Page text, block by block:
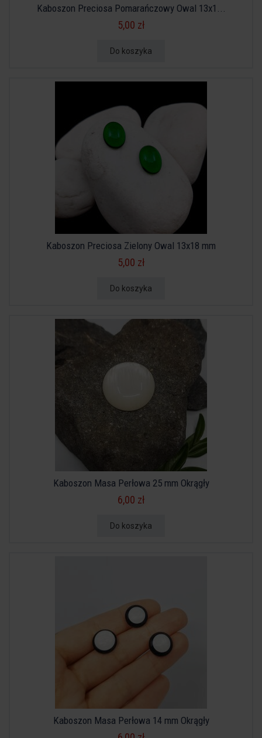
Kaboszon Preciosa Pomarańczowy Owal 13x1...
5,00 zł
Do koszyka
Kaboszon Preciosa Zielony Owal 13x18 mm
5,00 zł
Do koszyka
Kaboszon Masa Perłowa 25 mm Okrągły
6,00 zł
Do koszyka
Kaboszon Masa Perłowa 14 mm Okrągły